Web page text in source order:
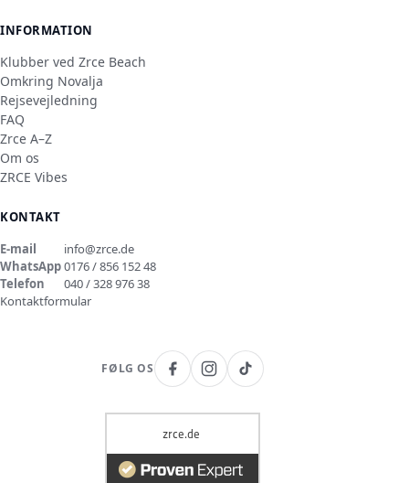
INFORMATION
Klubber ved Zrce Beach
Omkring Novalja
Rejsevejledning
FAQ
Zrce A–Z
Om os
ZRCE Vibes
KONTAKT
E-mail
info@zrce.de
WhatsApp0176 / 856 152 48
Telefon
040 / 328 976 38
Kontaktformular
FØLG OS